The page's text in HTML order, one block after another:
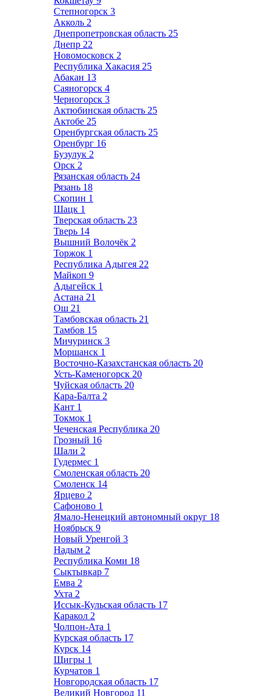
Степногорск 3
Акколь 2
Днепропетровская область 25
Днепр 22
Новомосковск 2
Республика Хакасия 25
Абакан 13
Саяногорск 4
Черногорск 3
Актюбинская область 25
Актобе 25
Оренбургская область 25
Оренбург 16
Бузулук 2
Орск 2
Рязанская область 24
Рязань 18
Скопин 1
Шацк 1
Тверская область 23
Тверь 14
Вышний Волочёк 2
Торжок 1
Республика Адыгея 22
Майкоп 9
Адыгейск 1
Астана 21
Ош 21
Тамбовская область 21
Тамбов 15
Мичуринск 3
Моршанск 1
Восточно-Казахстанская область 20
Усть-Каменогорск 20
Чуйская область 20
Кара-Балта 2
Кант 1
Токмок 1
Чеченская Республика 20
Грозный 16
Шали 2
Гудермес 1
Смоленская область 20
Смоленск 14
Ярцево 2
Сафоново 1
Ямало-Ненецкий автономный округ 18
Ноябрьск 9
Новый Уренгой 3
Надым 2
Республика Коми 18
Сыктывкар 7
Емва 2
Ухта 2
Иссык-Кульская область 17
Каракол 2
Чолпон-Ата 1
Курская область 17
Курск 14
Щигры 1
Курчатов 1
Новгородская область 17
Великий Новгород 11